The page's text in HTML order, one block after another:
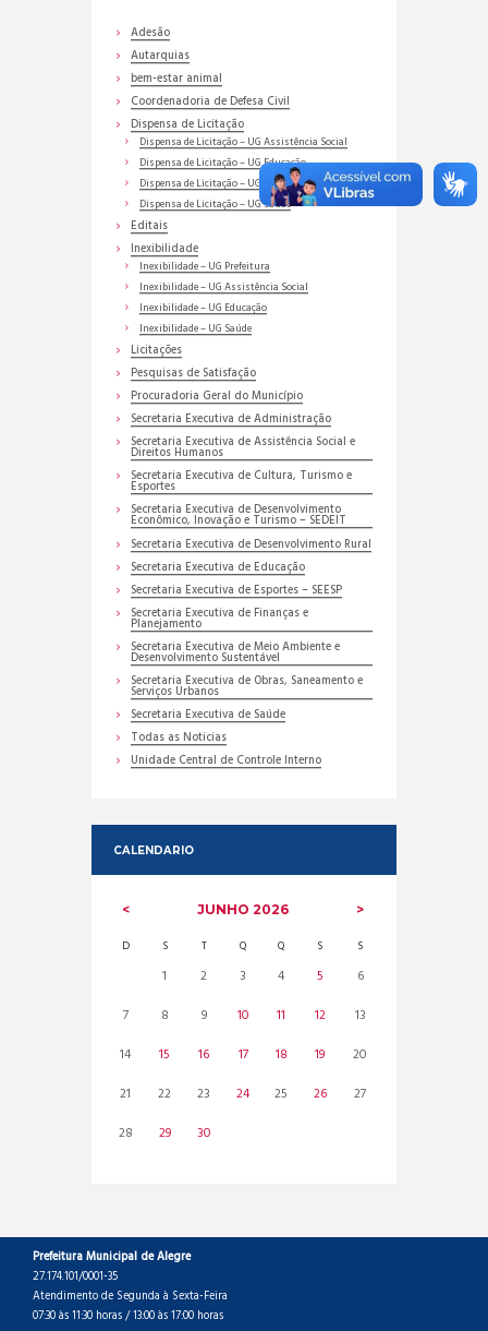
Adesão
Autarquias
bem-estar animal
Coordenadoria de Defesa Civil
Dispensa de Licitação
Dispensa de Licitação – UG Assistência Social
Dispensa de Licitação – UG Educação
Dispensa de Licitação – UG Prefeitura
Dispensa de Licitação – UG Saúde
Editais
Inexibilidade
Inexibilidade – UG Prefeitura
Inexibilidade – UG Assistência Social
Inexibilidade – UG Educação
Inexibilidade – UG Saúde
Licitações
Pesquisas de Satisfação
Procuradoria Geral do Município
Secretaria Executiva de Administração
Secretaria Executiva de Assistência Social e
Direitos Humanos
Secretaria Executiva de Cultura, Turismo e
Esportes
Secretaria Executiva de Desenvolvimento
Econômico, Inovação e Turismo – SEDEIT
Secretaria Executiva de Desenvolvimento Rural
Secretaria Executiva de Educação
Secretaria Executiva de Esportes – SEESP
Secretaria Executiva de Finanças e
Planejamento
Secretaria Executiva de Meio Ambiente e
Desenvolvimento Sustentável
Secretaria Executiva de Obras, Saneamento e
Serviços Urbanos
Secretaria Executiva de Saúde
Todas as Noticias
Unidade Central de Controle Interno
CALENDARIO
JUNHO 2026
D S T Q Q S S
1 2 3 4 5
6
7
8 9 10 11 12
13
14
15 16 17 18 19
20
21
22 23 24 25 26
27
28
29 30
Prefeitura Municipal de Alegre
27.174.101/0001-35
Atendimento de Segunda à Sexta-Feira
07:30 às 11:30 horas / 13:00 às 17:00 horas